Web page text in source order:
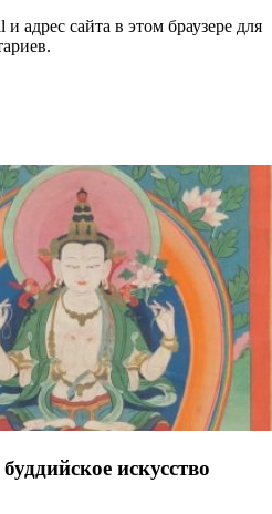
адрес сайта в этом браузере для
искусство